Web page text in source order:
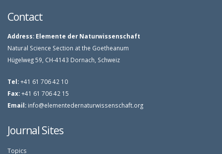
Contact
Address: Elemente der Naturwissenschaft
Natural Science Section at the Goetheanum
Hügelweg 59, CH-4143 Dornach, Schweiz
Tel:+41 61 706 42 10
Fax:+41 61 706 42 15
Email: info@elementedernaturwissenschaft.org
Journal Sites
Topics